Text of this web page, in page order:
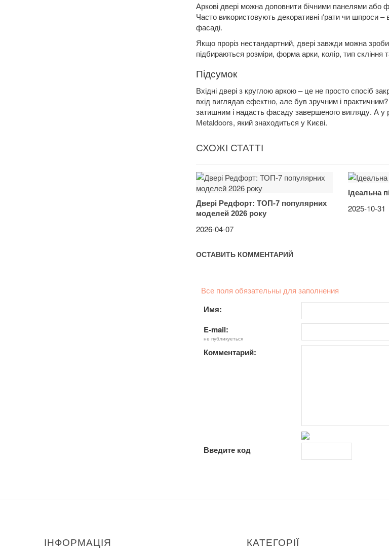
Аркові двері можна доповнити бічними панелями або
Часто використовують декоративні ґрати чи шпроси
фасаді.
Якщо проріз нестандартний, двері завжди можна
підбираються розміри, форма арки, колір, тип скління
Підсумок
Вхідні двері з круглою аркою – це не просто спосіб
вхід виглядав ефектно, але був зручним і
затишним і надасть фасаду завершеного вигляду. А у
Metaldoors, який знаходиться у Києві.
СХОЖІ СТАТТІ
Двері Редфорт: ТОП-7 популярних
моделей 2026 року
2026-04-07
Ідеальна
2025-10-31
ОСТАВИТЬ КОММЕНТАРИЙ
Все поля обязательны для заполнения
Имя:
E-mail:
не публикуеться
Комментарий:
Введите код
ІНФОРМАЦІЯ КАТЕГОРІЇ